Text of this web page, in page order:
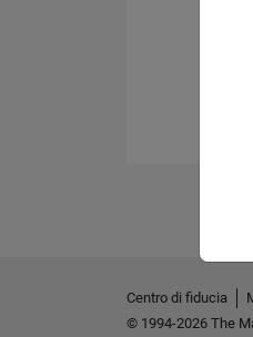
Centro di fiducia
© 1994-2026 The